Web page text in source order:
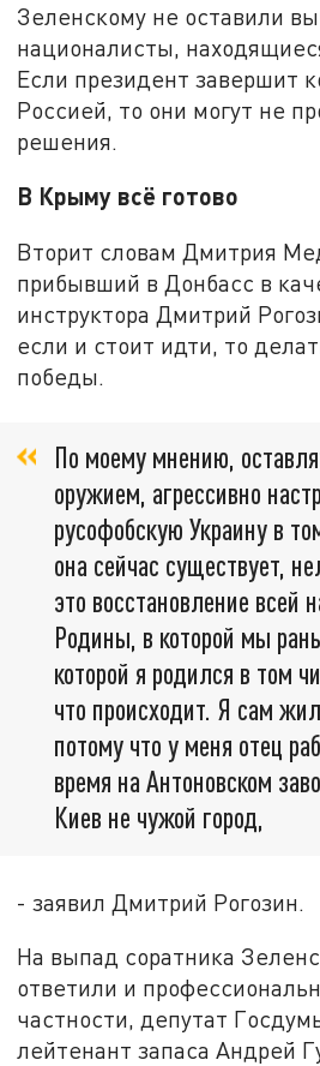
Зеленскому не оставили
националисты,
Если президент завершит
Россией, то они могут не
решения.
В Крыму всё готово
Вторит словам Дмитрия
прибывший в Донбасс в
инструктора Дмитрий
если и стоит идти, то
победы.
По моему мнению,
оружием, агрессивно
русофобскую Украину в
она сейчас существует,
это восстановление всей
Родины, в которой мы
которой я родился в том
что происходит. Я сам
потому что у меня отец
время на Антоновском
Киев не чужой город,
- заявил Дмитрий Рогозин.
На выпад соратника
ответили и
частности, депутат
лейтенант запаса Андрей